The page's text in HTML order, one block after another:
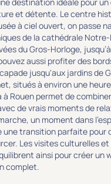
et détente. Le centre
à ciel ouvert, on passe
de la cathédrale Notre-
du Gros-Horloge,
aussi profiter des
jusqu'aux jardins de
situés à environ une
à Rouen permet de
de vrais moments de
un moment dans
une transition parfaite pour
Les visites culturelles
ainsi pour créer un
complet.